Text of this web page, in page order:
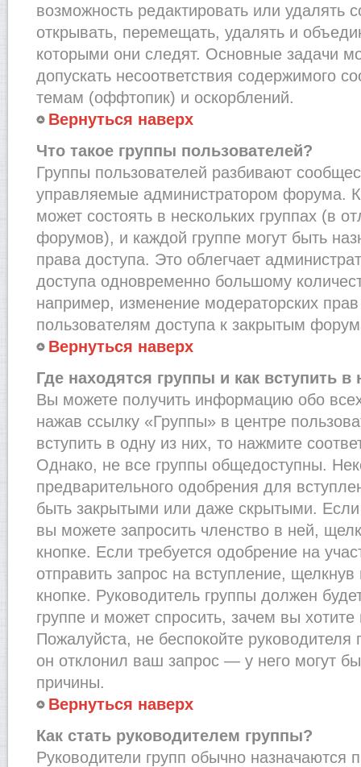
возможность редактировать или удалять
открывать, перемещать, удалять и
которыми они следят. Основные задачи
допускать несоответствия содержимого
темам (оффтопик) и оскорблений.
Вернуться наверх
Что такое группы пользователей?
Группы пользователей разбивают
управляемые администратором форума.
может состоять в нескольких группах (в
форумов), и каждой группе могут быть
права доступа. Это облегчает
доступа одновременно большому
например, изменение модераторских
пользователям доступа к закрытым
Вернуться наверх
Где находятся группы и как вступить в
Вы можете получить информацию обо
нажав ссылку «Группы» в центре
вступить в одну из них, то нажмите
Однако, не все группы общедоступны.
предварительного одобрения для
быть закрытыми или даже скрытыми. Если
вы можете запросить членство в ней,
кнопке. Если требуется одобрение на
отправить запрос на вступление,
кнопке. Руководитель группы должен
группе и может спросить, зачем вы хотите
Пожалуйста, не беспокойте
он отклонил ваш запрос — у него могут
причины.
Вернуться наверх
Как стать руководителем группы?
Руководители групп обычно назначаются